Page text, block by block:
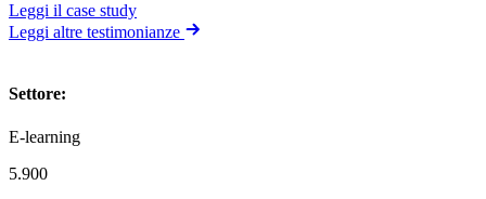
Leggi il case study
Leggi altre testimonianze
Settore:
E-learning
5.900